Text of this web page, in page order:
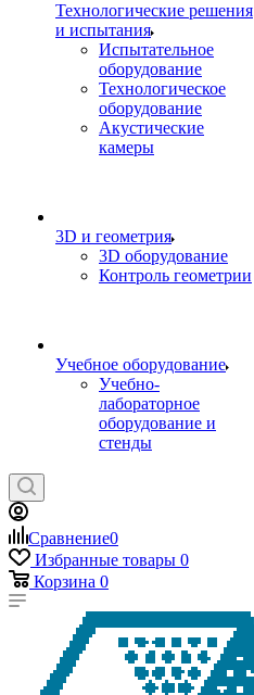
Технологические решения
и испытания
Испытательное
оборудование
Технологическое
оборудование
Акустические
камеры
3D и геометрия
3D оборудование
Контроль геометрии
Учебное оборудование
Учебно-
лабораторное
оборудование и
стенды
Сравнение0
Избранные товары 0
Корзина 0